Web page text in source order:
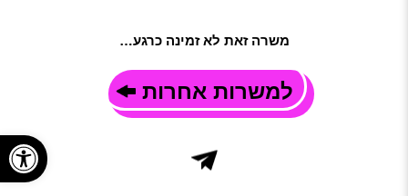
משרה זאת לא זמינה כרגע…
למשרות אחרות